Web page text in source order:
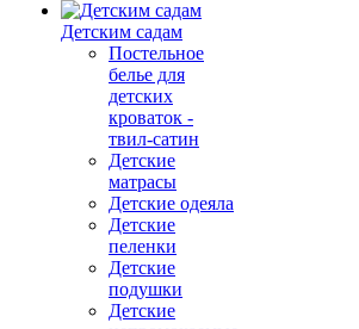
Детским садам
Постельное
белье для
детских
кроваток -
твил-сатин
Детские
матрасы
Детские одеяла
Детские
пеленки
Детские
подушки
Детские